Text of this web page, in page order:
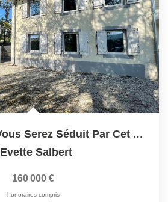
Evette-Salbert, Vous Serez Séduit Par Cet Appartement...
Evette Salbert
160 000 €
honoraires compris